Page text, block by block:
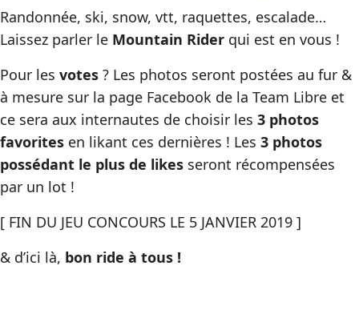
Randonnée, ski, snow, vtt, raquettes, escalade…
Laissez parler le Mountain Rider qui est en vous !
Pour les votes ? Les photos seront postées au fur &
à mesure sur la page Facebook de la Team Libre et
ce sera aux internautes de choisir les 3 photos
favorites en likant ces dernières ! Les 3 photos
possédant le plus de likes seront récompensées
par un lot !
[ FIN DU JEU CONCOURS LE 5 JANVIER 2019 ]
& d’ici là, bon ride à tous !